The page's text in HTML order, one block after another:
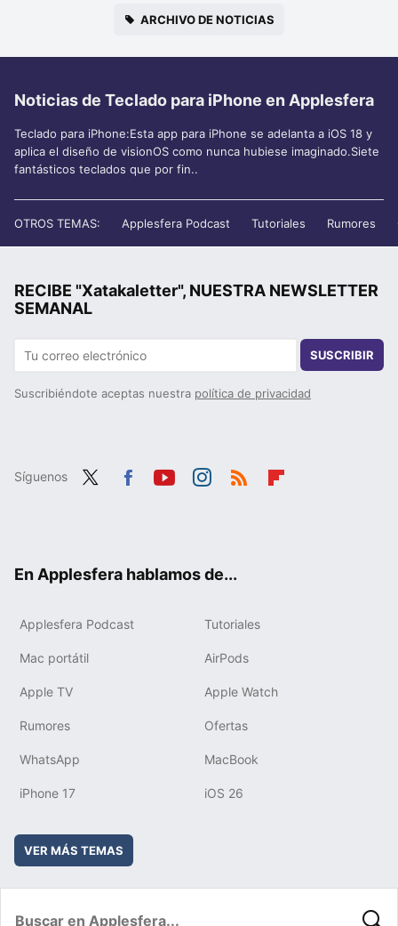
ARCHIVO DE NOTICIAS
Noticias de Teclado para iPhone en Applesfera
Teclado para iPhone:Esta app para iPhone se adelanta a iOS 18 y
aplica el diseño de visionOS como nunca hubiese imaginado.Siete
fantásticos teclados que por fin..
OTROS TEMAS: Applesfera Podcast Tutoriales Rumores
RECIBE "Xatakaletter", NUESTRA NEWSLETTER
SEMANAL
SUSCRIBIR
Suscribiéndote aceptas nuestra política de privacidad
Síguenos
En Applesfera hablamos de...
Applesfera Podcast Tutoriales
Mac portátil AirPods
Apple TV Apple Watch
Rumores Ofertas
WhatsApp MacBook
iPhone 17 iOS 26
VER MÁS TEMAS